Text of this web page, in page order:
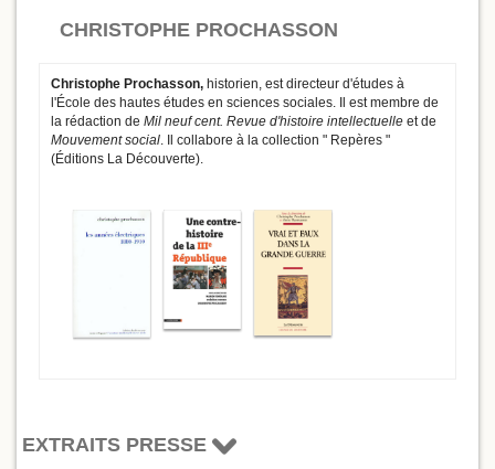
CHRISTOPHE PROCHASSON
Christophe Prochasson, historien, est directeur d'études à
l'École des hautes études en sciences sociales. Il est membre de
la rédaction de Mil neuf cent. Revue d'histoire intellectuelle et de
Mouvement social. Il collabore à la collection " Repères "
(Éditions La Découverte).
EXTRAITS PRESSE